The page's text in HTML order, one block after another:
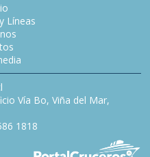
Líneas
Vía Bo, Viña del Mar,
1818